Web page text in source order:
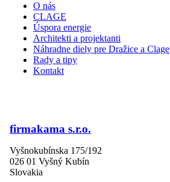
O nás
CLAGE
Úspora energie
Architekti a projektanti
Náhradne diely pre Dražice a Clage
Rady a tipy
Kontakt
firmakama s.r.o.
Vyšnokubínska 175/192
026 01 Vyšný Kubín
Slovakia